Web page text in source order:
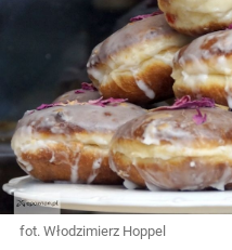
fot. Włodzimierz Hoppel